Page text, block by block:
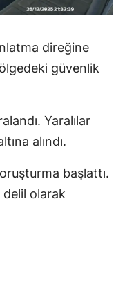
direğine
güvenlik
Yaralılar
alındı.
başlattı.
delil olarak